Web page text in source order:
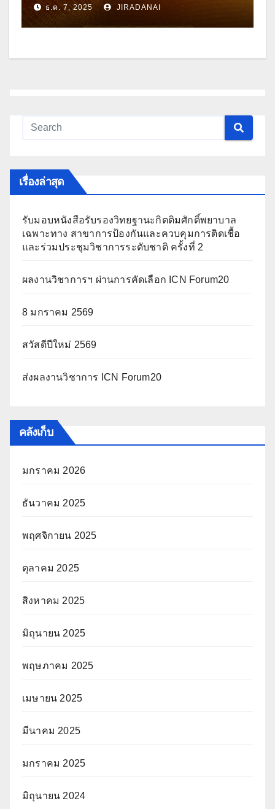
ธ.ค. 7, 2025 JIRADANAI
เรื่องล่าสุด
รับมอบหนังสือรับรองวิทยฐานะกิตติมศักดิ์พยาบาล
เฉพาะทาง สาขาการป้องกันและควบคุมการติดเชื้อ
และร่วมประชุมวิชาการระดับชาติ ครั้งที่ 2
ผลงานวิชาการฯ ผ่านการคัดเลือก ICN Forum20
8 มกราคม 2569
สวัสดีปีใหม่ 2569
ส่งผลงานวิชาการ ICN Forum20
คลังเก็บ
มกราคม 2026
ธันวาคม 2025
พฤศจิกายน 2025
ตุลาคม 2025
สิงหาคม 2025
มิถุนายน 2025
พฤษภาคม 2025
เมษายน 2025
มีนาคม 2025
มกราคม 2025
มิถุนายน 2024